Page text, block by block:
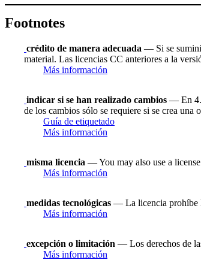
Footnotes
crédito de manera adecuada — Si se
material. Las licencias CC anteriores a la
Más información
indicar si se han realizado cambios — En
de los cambios sólo se requiere si se crea una
Guía de etiquetado
Más información
misma licencia — You may also use a
Más información
medidas tecnológicas — La licencia prohíbe
Más información
excepción o limitación — Los derechos de
Más información